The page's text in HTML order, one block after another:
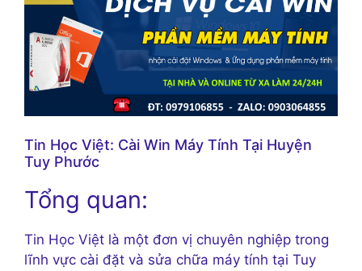
Tin Học Việt: Cài Win Máy Tính Tại Huyện
Tuy Phước
Tổng quan:
Tin Học Việt là một đơn vị chuyên nghiệp trong
lĩnh vực cài đặt và sửa chữa máy tính tại Tuy